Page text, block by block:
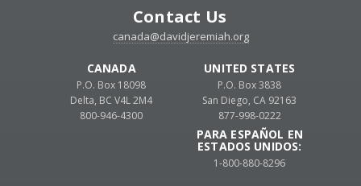
Contact Us
canada@davidjeremiah.org
UNITED STATES
P.O. Box 3838
San Diego, CA 92163
877-998-0222
PARA ESPAÑOL EN
ESTADOS UNIDOS:
1-800-880-8296
CANADA
P.O. Box 18098
Delta, BC V4L 2M4
800-946-4300